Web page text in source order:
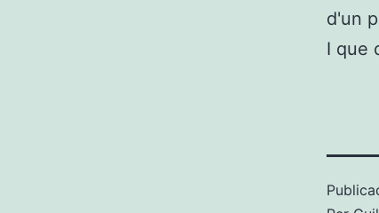
d'un
I que